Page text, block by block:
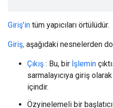
Giriş'in tüm yapıcıları örtülüdür.
Giriş, aşağıdaki nesnelerden
Çıkış : Bu, bir İşlemin
sarmalayıcıya giriş
içindir.
Özyinelemeli bir